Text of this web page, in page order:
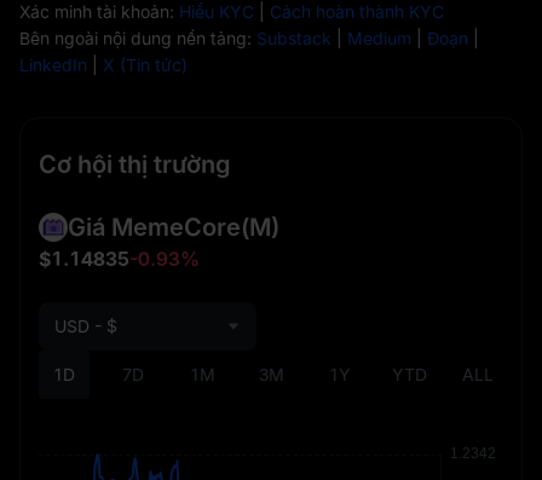
Xác minh tài khoản: Hiểu KYC
Cách hoàn thành KYC
Bên ngoài nội dung nền tảng: Substack Medium Đoạn
LinkedIn
X (Tin tức)
Cơ hội thị trường
Giá MemeCore(M)
$1.14835-0.93%
1D 7D 1M 3M 1Y YTD ALL
USD - $